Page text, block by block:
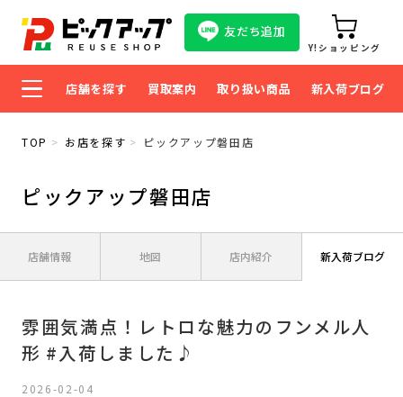
友だち追加
Y!ショッピング
店舗を探す 買取案内 取り扱い商品 新入荷ブログ
TOP お店を探す ピックアップ磐田店
ピックアップ磐田店
店舗情報 地図 店内紹介 新入荷ブログ
雰囲気満点！レトロな魅力のフンメル人
形 #入荷しました♪
2026-02-04